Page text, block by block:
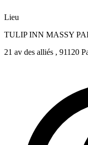
Lieu
TULIP INN MASSY
21 av des alliés , 91120